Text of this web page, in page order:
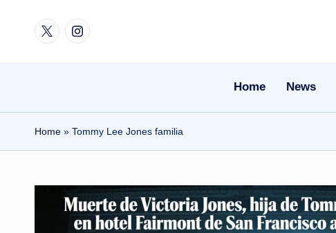
TwitterInstagram
Home News
Home » Tommy Lee Jones familia